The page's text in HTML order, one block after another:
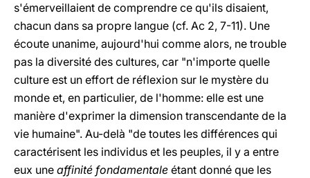
s'émerveillaient de comprendre ce qu'ils disaient,
chacun dans sa propre langue (cf. Ac 2, 7-11). Une
écoute unanime, aujourd'hui comme alors, ne trouble
pas la diversité des cultures, car "n'importe quelle
culture est un effort de réflexion sur le mystère du
monde et, en particulier, de l'homme: elle est une
manière d'exprimer la dimension transcendante de la
vie humaine". Au-delà "de toutes les différences qui
caractérisent les individus et les peuples, il y a entre
eux une affinité fondamentale étant donné que les